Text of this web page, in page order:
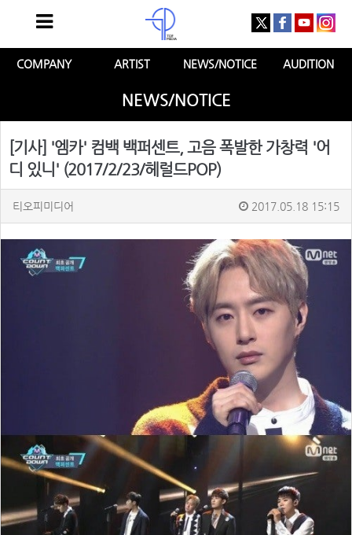
COMPANY ARTIST NEWS/NOTICE AUDITION
NEWS/NOTICE
[기사] '엠카' 컴백 백퍼센트, 고음 폭발한 가창력 '어
디 있니' (2017/2/23/헤럴드POP)
티오피미디어 2017.05.18 15:15